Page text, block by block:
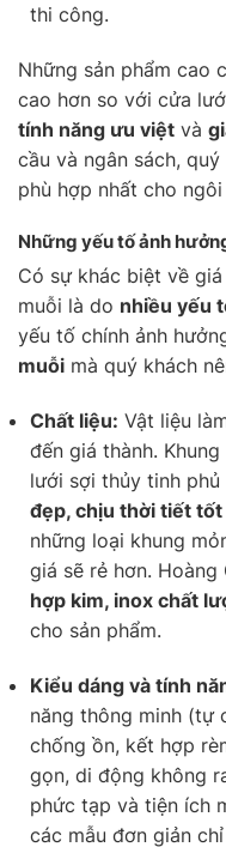
thi công.
Những sản phẩm cao
cao hơn so với cửa
tính năng ưu việt và
cầu và ngân sách,
phù hợp nhất cho ngôi
Những yếu tố ảnh
Có sự khác biệt về
muỗi là do nhiều yếu
yếu tố chính ảnh
muỗi mà quý khách
Chất liệu: Vật liệu
đến giá thành.
lưới sợi thủy tinh
đẹp, chịu thời tiết tốt
những loại khung
giá sẽ rẻ hơn.
hợp kim, inox chất
cho sản phẩm.
Kiểu dáng và tính
năng thông minh (tự
chống ồn, kết hợp
gọn, di động không
phức tạp và tiện ích
các mẫu đơn giản